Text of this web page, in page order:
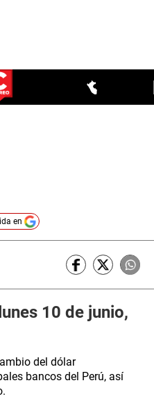
en
10 de junio,
del dólar
bancos del Perú, así